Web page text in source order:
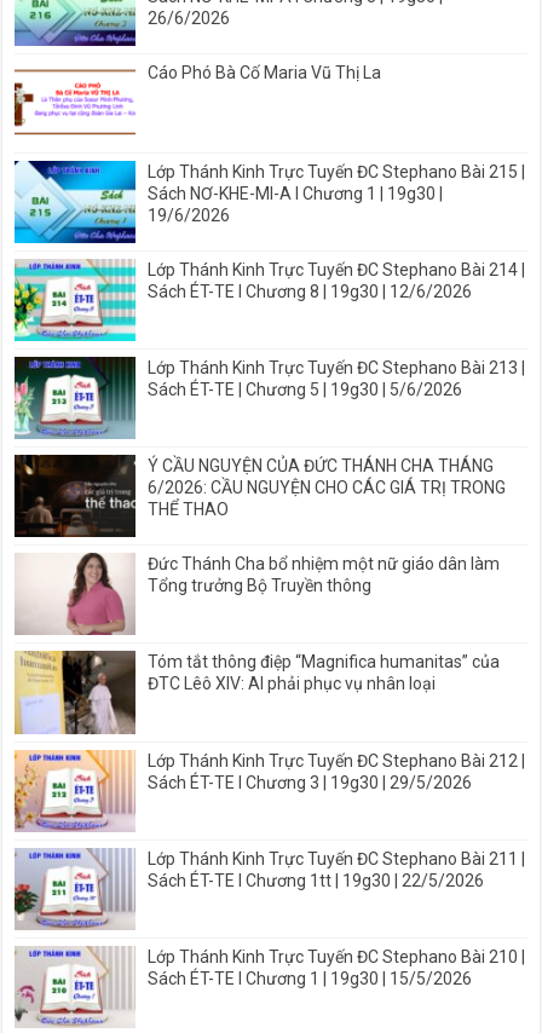
26/6/2026
Cáo Phó Bà Cố Maria Vũ Thị La
Lớp Thánh Kinh Trực Tuyến ĐC Stephano Bài 215 |
Sách NƠ-KHE-MI-A I Chương 1 | 19g30 |
19/6/2026
Lớp Thánh Kinh Trực Tuyến ĐC Stephano Bài 214 |
Sách ÉT-TE I Chương 8 | 19g30 | 12/6/2026
Lớp Thánh Kinh Trực Tuyến ĐC Stephano Bài 213 |
Sách ÉT-TE | Chương 5 | 19g30 | 5/6/2026
Ý CẦU NGUYỆN CỦA ĐỨC THÁNH CHA THÁNG
6/2026: CẦU NGUYỆN CHO CÁC GIÁ TRỊ TRONG
THỂ THAO
Đức Thánh Cha bổ nhiệm một nữ giáo dân làm
Tổng trưởng Bộ Truyền thông
Tóm tắt thông điệp “Magnifica humanitas” của
ĐTC Lêô XIV: AI phải phục vụ nhân loại
Lớp Thánh Kinh Trực Tuyến ĐC Stephano Bài 212 |
Sách ÉT-TE I Chương 3 | 19g30 | 29/5/2026
Lớp Thánh Kinh Trực Tuyến ĐC Stephano Bài 211 |
Sách ÉT-TE I Chương 1tt | 19g30 | 22/5/2026
Lớp Thánh Kinh Trực Tuyến ĐC Stephano Bài 210 |
Sách ÉT-TE I Chương 1 | 19g30 | 15/5/2026